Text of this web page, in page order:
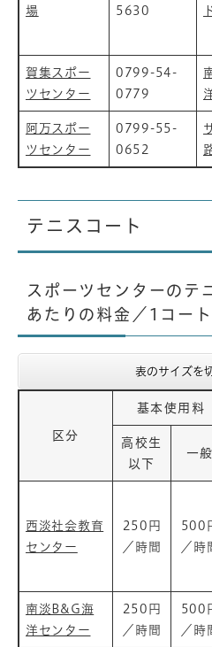
場 5630
賀集スポー
ツセンター
0799-54-
0779
阿万スポー
ツセンター
0799-55-
0652
テニスコート
スポーツセンターのテ
あたりの料金／1コー
表のサイズを
区分
基本使用料
高校生
以下
一般
西淡社会教育
センター
250円
／時間
500
／時
南淡B&G海
洋センター
250円
／時間
500
／時